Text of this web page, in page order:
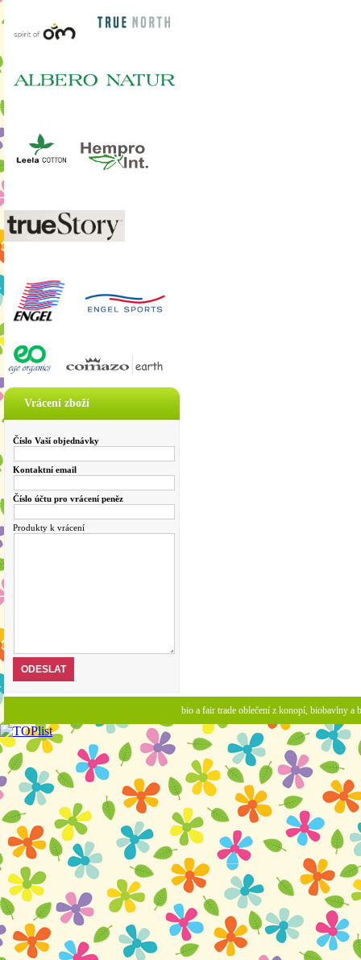
Vrácení zboží
Číslo Vaší objednávky
Kontaktní email
Číslo účtu pro vrácení peněz
Produkty k vrácení
bio a fair trade oblečení z konopí, biobavlny a